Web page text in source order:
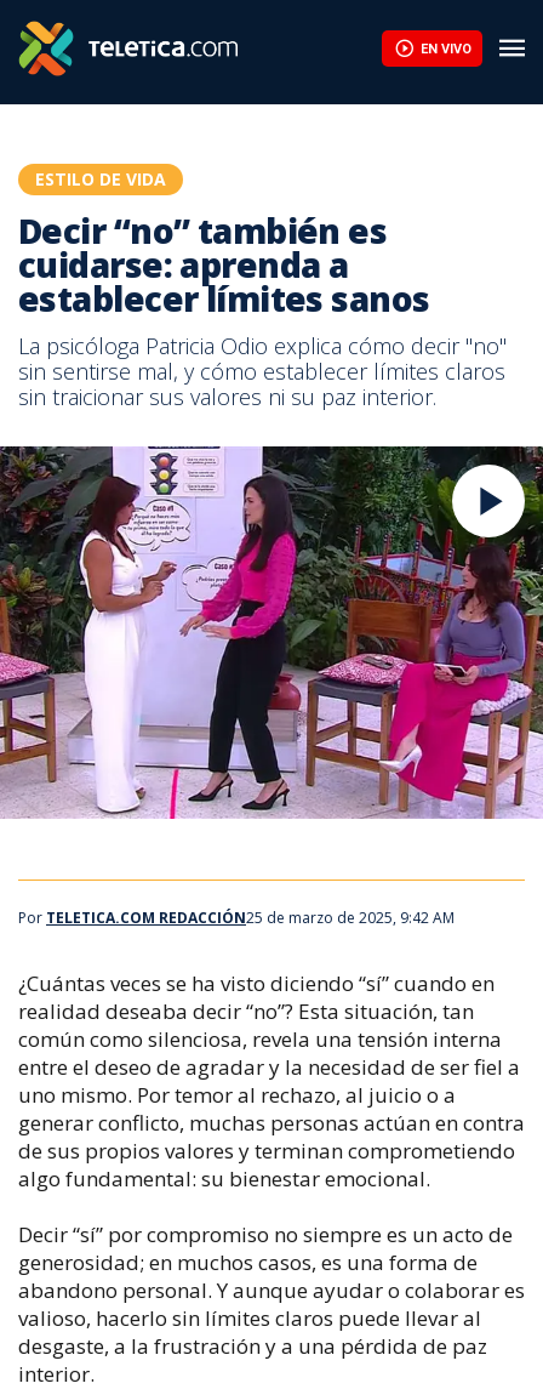
EN VIVO
ESTILO DE VIDA
Decir “no” también es
cuidarse: aprenda a
establecer límites sanos
La psicóloga Patricia Odio explica cómo decir "no"
sin sentirse mal, y cómo establecer límites claros
sin traicionar sus valores ni su paz interior.
Por TELETICA.COM REDACCIÓN25 de marzo de 2025, 9:42 AM
¿Cuántas veces se ha visto diciendo “sí” cuando en
realidad deseaba decir “no”? Esta situación, tan
común como silenciosa, revela una tensión interna
entre el deseo de agradar y la necesidad de ser fiel a
uno mismo. Por temor al rechazo, al juicio o a
generar conflicto, muchas personas actúan en contra
de sus propios valores y terminan comprometiendo
algo fundamental: su bienestar emocional.
Decir “sí” por compromiso no siempre es un acto de
generosidad; en muchos casos, es una forma de
abandono personal. Y aunque ayudar o colaborar es
valioso, hacerlo sin límites claros puede llevar al
desgaste, a la frustración y a una pérdida de paz
interior.